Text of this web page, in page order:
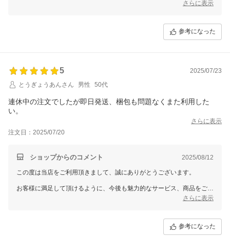
寒くなってきた季節に間に合い、お役に立てたのであれば幸いです。
さらに表示
参考になった
5
2025/07/23
とうぎょうあんさん
男性 50代
連休中の注文でしたが即日発送、梱包も問題なくまた利用した
い。
さらに表示
注文日：2025/07/20
ショップからのコメント 2025/08/12
この度は当店をご利用頂きまして、誠にありがとうございます。
お客様に満足して頂けるように、今後も魅力的なサービス、商品をご提
さらに表示
参考になった